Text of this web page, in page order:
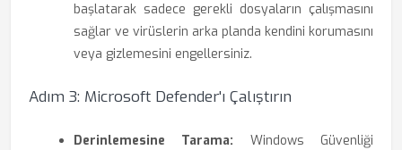
başlatarak sadece gerekli dosyaların çalışmasını
sağlar ve virüslerin arka planda kendini korumasını
veya gizlemesini engellersiniz.
Adım 3: Microsoft Defender'ı Çalıştırın
Derinlemesine Tarama: Windows Güvenliği